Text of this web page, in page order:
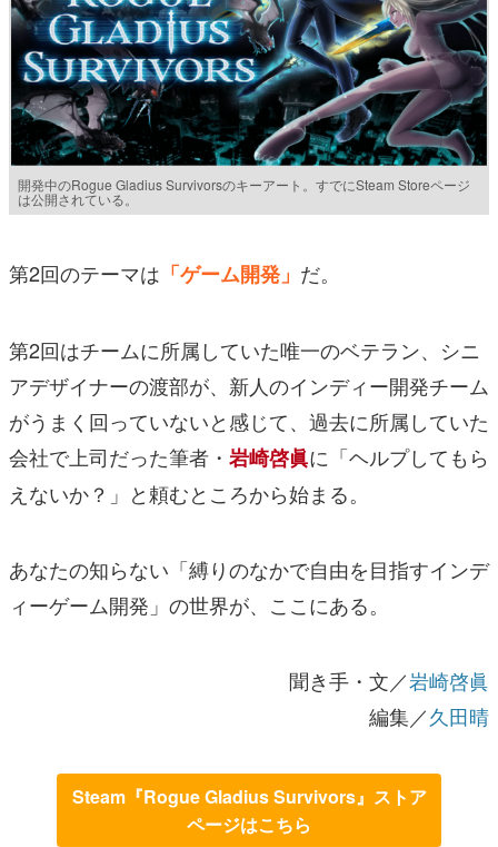
開発中のRogue Gladius Survivorsのキーアート。すでにSteam Storeページ
は公開されている。
第2回のテーマは 「ゲーム開発」 だ。
第2回はチームに所属していた唯一のベテラン、シニ
アデザイナーの渡部が、新人のインディー開発チーム
がうまく回っていないと感じて、過去に所属していた
会社で上司だった筆者・ 岩崎啓眞に「ヘルプしてもら
えないか？」と頼むところから始まる。
あなたの知らない「縛りのなかで自由を目指すインデ
ィーゲーム開発」の世界が、ここにある。
聞き手・文／岩崎啓眞
編集／久田晴
Steam『Rogue Gladius Survivors』ストア
ページはこちら